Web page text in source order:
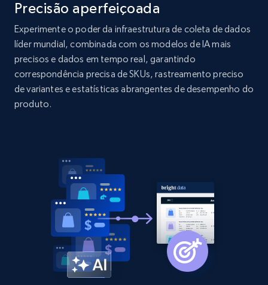
2.1K+ 375+ Comece agora
Amazon products global dataset - Collect
Amazon products by seller URL
Title, Seller name, Brand, Description, Initial
2.1K+
Amazon products global dataset - Collect
products from Brands URLs
Title, Seller name, Brand, Description, Initial
price, Currency, Availability, Reviews count, and
Precisão aperfeiçoada
Experimente o poder da infraestrutura de coleta de dados
líder mundial, combinada com os modelos de IA mais
precisos e dados em tempo real, garantindo
correspondência precisa de SKUs, rastreamento preciso
de variantes e estatísticas abrangentes de desempenho do
produto.